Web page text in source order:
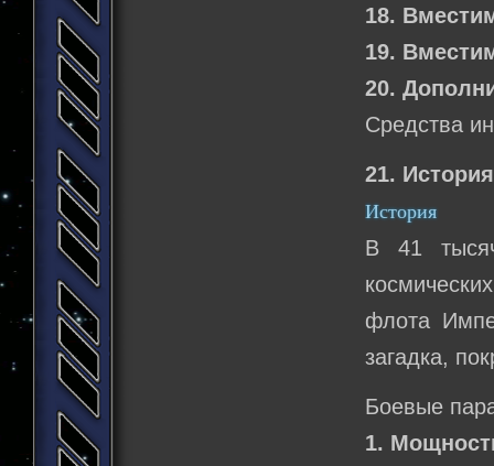
18.
19.
20.
Средства
21.
История
В 41
флота
загадка,
Боевые
1.